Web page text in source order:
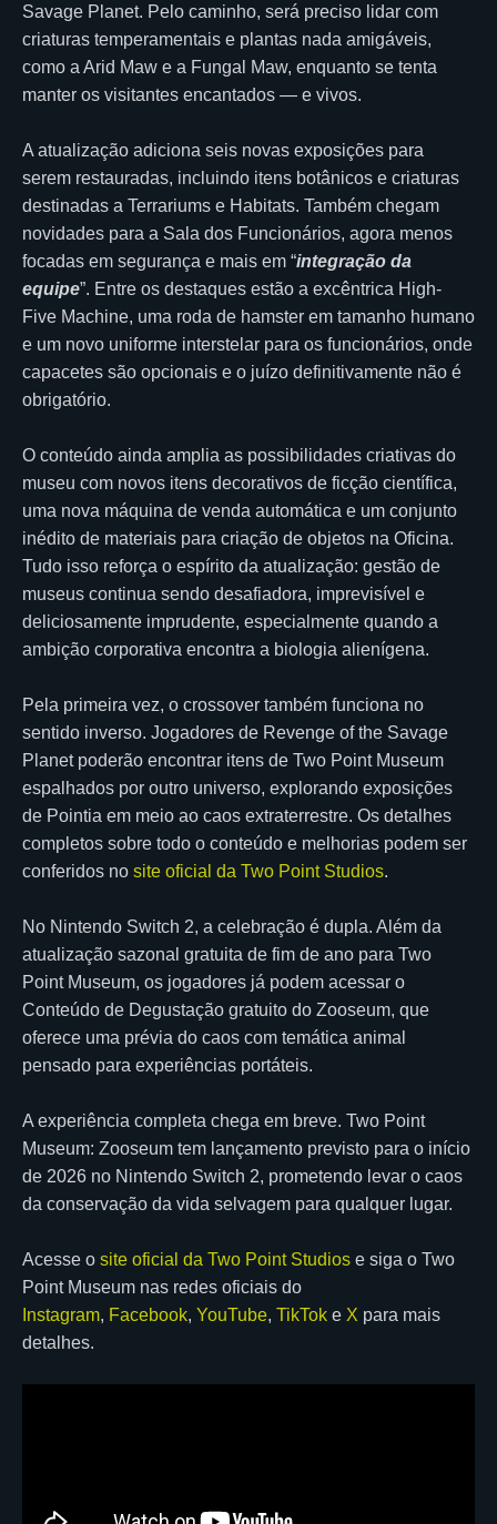
Savage Planet. Pelo caminho, será preciso lidar com
criaturas temperamentais e plantas nada amigáveis,
como a Arid Maw e a Fungal Maw, enquanto se tenta
manter os visitantes encantados — e vivos.
A atualização adiciona seis novas exposições para
serem restauradas, incluindo itens botânicos e criaturas
destinadas a Terrariums e Habitats. Também chegam
novidades para a Sala dos Funcionários, agora menos
focadas em segurança e mais em “integração da
equipe”. Entre os destaques estão a excêntrica High-
Five Machine, uma roda de hamster em tamanho humano
e um novo uniforme interstelar para os funcionários, onde
capacetes são opcionais e o juízo definitivamente não é
obrigatório.
O conteúdo ainda amplia as possibilidades criativas do
museu com novos itens decorativos de ficção científica,
uma nova máquina de venda automática e um conjunto
inédito de materiais para criação de objetos na Oficina.
Tudo isso reforça o espírito da atualização: gestão de
museus continua sendo desafiadora, imprevisível e
deliciosamente imprudente, especialmente quando a
ambição corporativa encontra a biologia alienígena.
Pela primeira vez, o crossover também funciona no
sentido inverso. Jogadores de Revenge of the Savage
Planet poderão encontrar itens de Two Point Museum
espalhados por outro universo, explorando exposições
de Pointia em meio ao caos extraterrestre. Os detalhes
completos sobre todo o conteúdo e melhorias podem ser
conferidos no site oficial da Two Point Studios.
No Nintendo Switch 2, a celebração é dupla. Além da
atualização sazonal gratuita de fim de ano para Two
Point Museum, os jogadores já podem acessar o
Conteúdo de Degustação gratuito do Zooseum, que
oferece uma prévia do caos com temática animal
pensado para experiências portáteis.
A experiência completa chega em breve. Two Point
Museum: Zooseum tem lançamento previsto para o início
de 2026 no Nintendo Switch 2, prometendo levar o caos
da conservação da vida selvagem para qualquer lugar.
Acesse o site oficial da Two Point Studios e siga o Two
Point Museum nas redes oficiais do
Instagram, Facebook, YouTube, TikTok e X para mais
detalhes.